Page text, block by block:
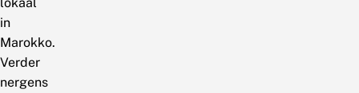
lokaal
in
Marokko.
Verder
nergens